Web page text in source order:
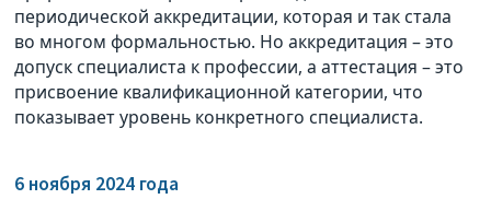
периодической аккредитации, которая и так стала
во многом формальностью. Но аккредитация – это
допуск специалиста к профессии, а аттестация – это
присвоение квалификационной категории, что
показывает уровень конкретного специалиста.
6 ноября 2024 года